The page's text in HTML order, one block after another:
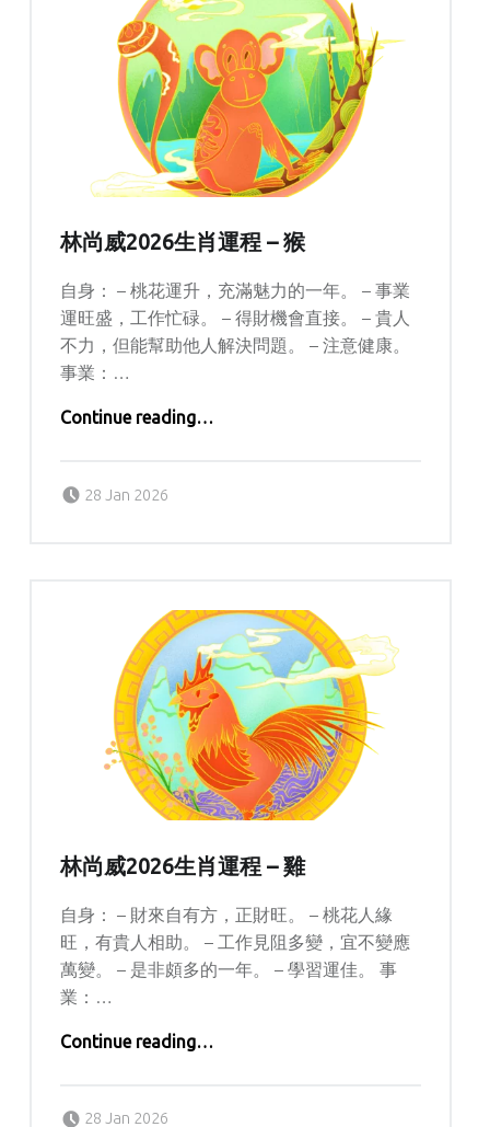
林尚威2026生肖運程 – 猴
自身： – 桃花運升，充滿魅力的一年。 – 事業
運旺盛，工作忙碌。 – 得財機會直接。 – 貴人
不力，但能幫助他人解決問題。 – 注意健康。
事業：…
Continue reading“林尚威2026生肖運程 – 猴”
…
28 Jan 2026
林尚威2026生肖運程 – 雞
自身： – 財來自有方，正財旺。 – 桃花人緣
旺，有貴人相助。 – 工作見阻多變，宜不變應
萬變。 – 是非頗多的一年。 – 學習運佳。 事
業：…
Continue reading“林尚威2026生肖運程 – 雞”
…
28 Jan 2026